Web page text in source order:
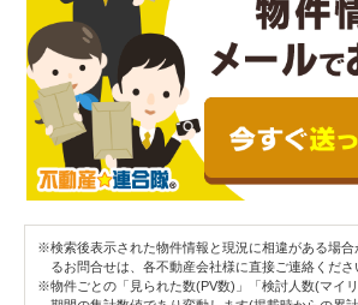
※検索後表示された物件情報と現況に相違がある場
るお問合せは、各不動産会社様に直接ご連絡くださ
※物件ごとの「見られた数(PV数)」「検討人数(マイ